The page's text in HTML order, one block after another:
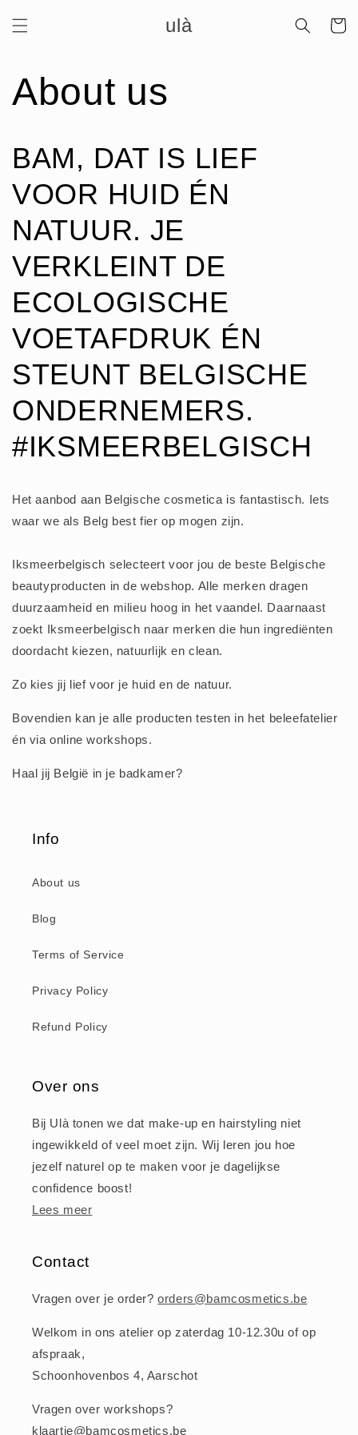
naar de
content
ulà
About us
BAM, DAT IS LIEF
VOOR HUID ÉN
NATUUR. JE
VERKLEINT DE
ECOLOGISCHE
VOETAFDRUK ÉN
STEUNT BELGISCHE
ONDERNEMERS.
#IKSMEERBELGISCH
Het aanbod aan Belgische cosmetica is fantastisch. Iets
waar we als Belg best fier op mogen zijn.
Iksmeerbelgisch selecteert voor jou de beste Belgische
beautyproducten in de webshop. Alle merken dragen
duurzaamheid en milieu hoog in het vaandel. Daarnaast
zoekt Iksmeerbelgisch naar merken die hun ingrediënten
doordacht kiezen, natuurlijk en clean.
Zo kies jij lief voor je huid en de natuur.
Bovendien kan je alle producten testen in het beleefatelier
én via online workshops.
Haal jij België in je badkamer?
Info
About us
Blog
Terms of Service
Privacy Policy
Refund Policy
Over ons
Bij Ulà tonen we dat make-up en hairstyling niet
ingewikkeld of veel moet zijn. Wij leren jou hoe
jezelf naturel op te maken voor je dagelijkse
confidence boost!
Lees meer
Contact
Vragen over je order?orders@bamcosmetics.be
Welkom in ons atelier op zaterdag 10-12.30u of op
afspraak,
Schoonhovenbos 4, Aarschot
Vragen over workshops?
klaartje@bamcosmetics.be